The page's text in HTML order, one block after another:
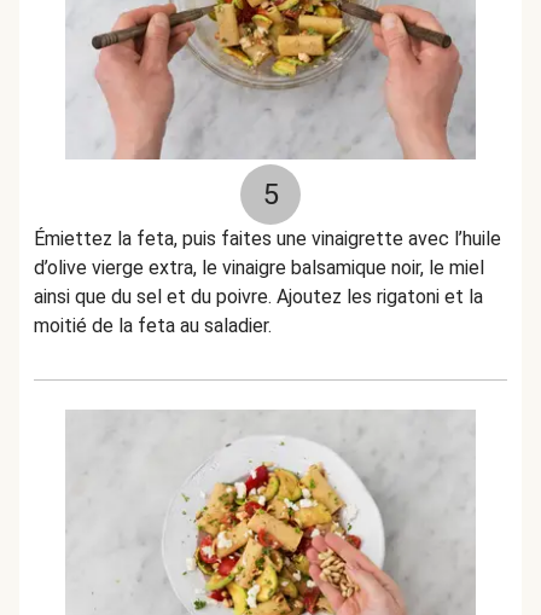
5
Émiettez la feta, puis faites une vinaigrette avec l’huile
d’olive vierge extra, le vinaigre balsamique noir, le miel
ainsi que du sel et du poivre. Ajoutez les rigatoni et la
moitié de la feta au saladier.